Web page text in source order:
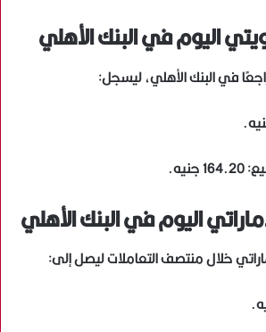
اليوم في البنك الأهلي
في البنك الأهلي، ليسجل:
اليوم في البنك الأهلي
خلال منتصف التعاملات ليصل إلى: